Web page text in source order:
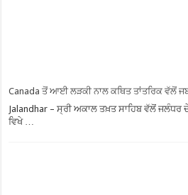
Canada ਤੋਂ ਆਈ ਲੜਕੀ ਨਾਲ ਕਥਿਤ ਤਾਂਤਰਿਕ ਵੱਲੋਂ
Jalandhar – ਸ੍ਰੀ ਅਕਾਲ ਤਖ਼ਤ ਸਾਹਿਬ ਵੱਲੋਂ ਜਲੰਧਰ
ਵਿਖੇ …